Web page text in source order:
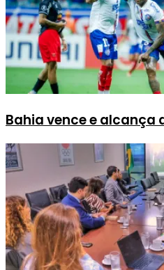
Bahia vence e alcança